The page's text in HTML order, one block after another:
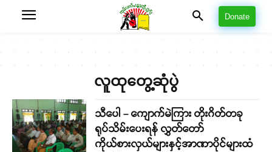
Donate
လူထုတွေ့ဆုံပွဲ
သီပေါ – ကျောက်မဲကြား တိုးဂိတ်တခု
ရုပ်သိမ်းပေးရန် လွှတ်တော်
ကိုယ်စားလှယ်များနှင့်အာဏာပိုင်များထံ